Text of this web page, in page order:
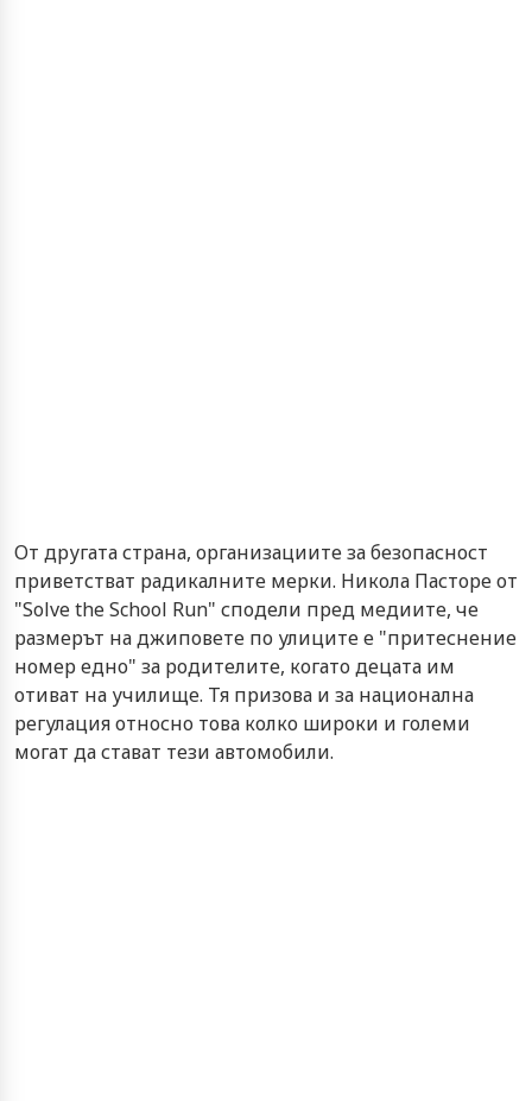
От другата страна, организациите за безопасност
приветстват радикалните мерки. Никола Пасторе от
"Solve the School Run" сподели пред медиите, че
размерът на джиповете по улиците е "притеснение
номер едно" за родителите, когато децата им
отиват на училище. Тя призова и за национална
регулация относно това колко широки и големи
могат да стават тези автомобили.